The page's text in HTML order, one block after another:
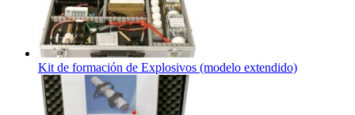
Kit de formación de Explosivos (modelo extendido)